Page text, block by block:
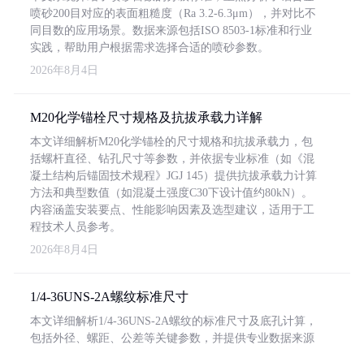
喷砂200目对应的表面粗糙度（Ra 3.2-6.3μm），并对比不
同目数的应用场景。数据来源包括ISO 8503-1标准和行业
实践，帮助用户根据需求选择合适的喷砂参数。
2026年8月4日
M20化学锚栓尺寸规格及抗拔承载力详解
本文详细解析M20化学锚栓的尺寸规格和抗拔承载力，包
括螺杆直径、钻孔尺寸等参数，并依据专业标准（如《混
凝土结构后锚固技术规程》JGJ 145）提供抗拔承载力计算
方法和典型数值（如混凝土强度C30下设计值约80kN）。
内容涵盖安装要点、性能影响因素及选型建议，适用于工
程技术人员参考。
2026年8月4日
1/4-36UNS-2A螺纹标准尺寸
本文详细解析1/4-36UNS-2A螺纹的标准尺寸及底孔计算，
包括外径、螺距、公差等关键参数，并提供专业数据来源